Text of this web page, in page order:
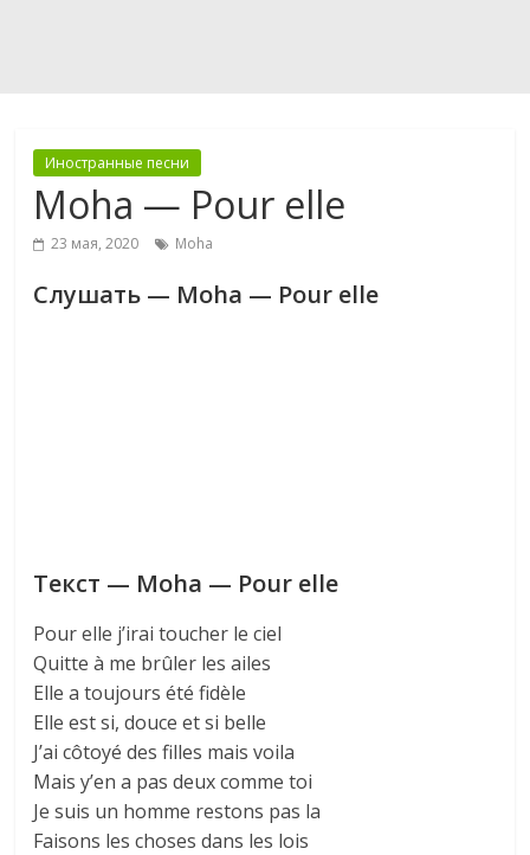
Иностранные песни
Moha — Pour elle
23 мая, 2020 Moha
Слушать — Moha — Pour elle
Текст — Moha — Pour elle
Pour elle j’irai toucher le ciel
Quitte à me brûler les ailes
Elle a toujours été fidèle
Elle est si, douce et si belle
J’ai côtoyé des filles mais voila
Mais y’en a pas deux comme toi
Je suis un homme restons pas la
Faisons les choses dans les lois